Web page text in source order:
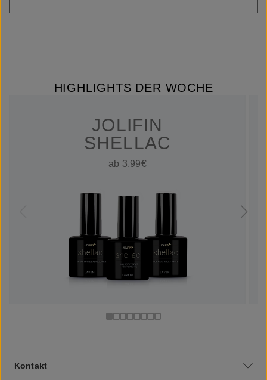
HIGHLIGHTS DER WOCHE
JOLIFIN
SHELLAC
ab 3,99€
Kontakt